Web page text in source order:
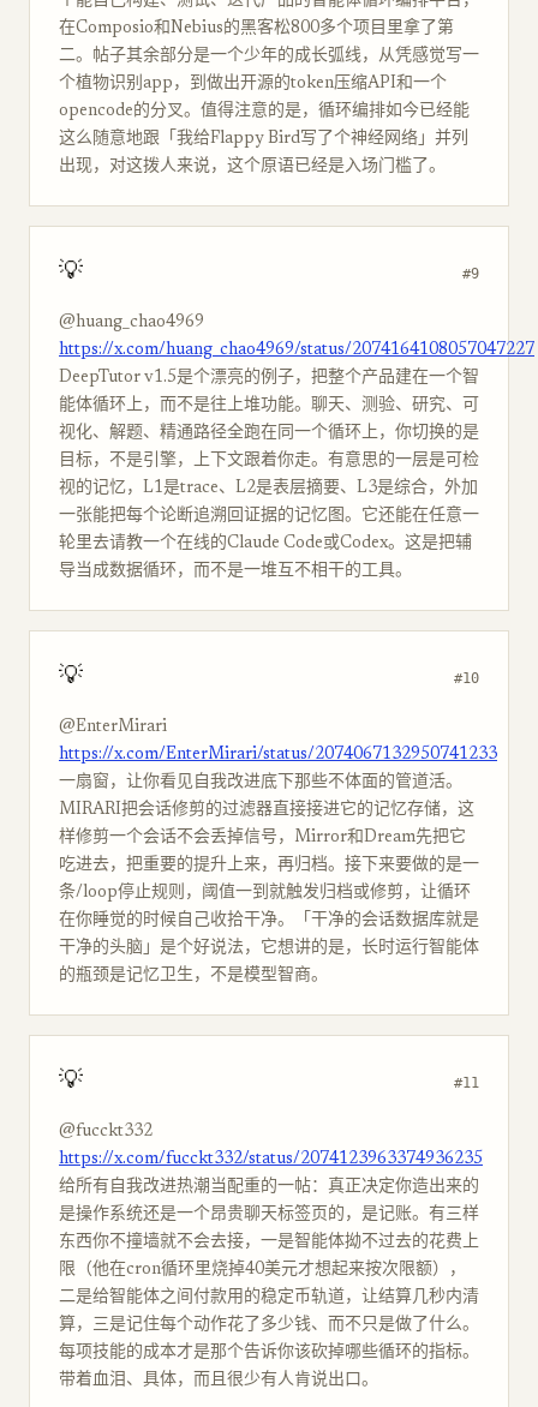
在Composio和Nebius的黑客松800多个项目里拿了第
二。帖子其余部分是一个少年的成长弧线，从凭感觉写一
个植物识别app，到做出开源的token压缩API和一个
opencode的分叉。值得注意的是，循环编排如今已经能
这么随意地跟「我给Flappy Bird写了个神经网络」并列
出现，对这拨人来说，这个原语已经是入场门槛了。
💡 #9
@huang_chao4969
https://x.com/huang_chao4969/status/2074164108057047227
DeepTutor v1.5是个漂亮的例子，把整个产品建在一个智
能体循环上，而不是往上堆功能。聊天、测验、研究、可
视化、解题、精通路径全跑在同一个循环上，你切换的是
目标，不是引擎，上下文跟着你走。有意思的一层是可检
视的记忆，L1是trace、L2是表层摘要、L3是综合，外加
一张能把每个论断追溯回证据的记忆图。它还能在任意一
轮里去请教一个在线的Claude Code或Codex。这是把辅
导当成数据循环，而不是一堆互不相干的工具。
💡 #10
@EnterMirari
https://x.com/EnterMirari/status/2074067132950741233
一扇窗，让你看见自我改进底下那些不体面的管道活。
MIRARI把会话修剪的过滤器直接接进它的记忆存储，这
样修剪一个会话不会丢掉信号，Mirror和Dream先把它
吃进去，把重要的提升上来，再归档。接下来要做的是一
条/loop停止规则，阈值一到就触发归档或修剪，让循环
在你睡觉的时候自己收拾干净。「干净的会话数据库就是
干净的头脑」是个好说法，它想讲的是，长时运行智能体
的瓶颈是记忆卫生，不是模型智商。
💡 #11
@fucckt332
https://x.com/fucckt332/status/2074123963374936235
给所有自我改进热潮当配重的一帖：真正决定你造出来的
是操作系统还是一个昂贵聊天标签页的，是记账。有三样
东西你不撞墙就不会去接，一是智能体拗不过去的花费上
限（他在cron循环里烧掉40美元才想起来按次限额），
二是给智能体之间付款用的稳定币轨道，让结算几秒内清
算，三是记住每个动作花了多少钱、而不只是做了什么。
每项技能的成本才是那个告诉你该砍掉哪些循环的指标。
带着血泪、具体，而且很少有人肯说出口。